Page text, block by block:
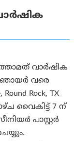
വാർഷിക
വരെ
Rock, TX
വൈകിട്ട് 7 ന്
പാസ്റ്റർ